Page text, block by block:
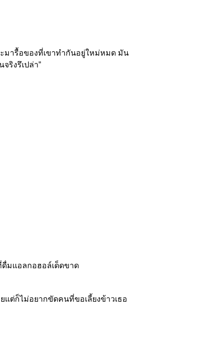
ะมารื้อของที่เขาทำกันอยู่ใหม่หมด มัน
ริงรึเปล่า”
มแอลกอฮอล์เด็ดขาด
แต่ก็ไม่อยากขัดคนที่ขอเลี้ยงข้าวเธอ